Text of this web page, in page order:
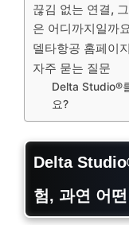
끊김 없는 연결,
은 어디까지일까
델타항공 홈페이
자주 묻는 질문
Delta Studio®
요?
Delta
험, 과연 어